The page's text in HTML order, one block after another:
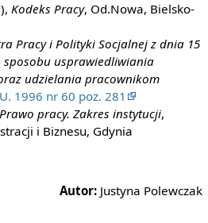
Kodeks Pracy, Od.Nowa, Bielsko-
Pracy i Polityki Socjalnej z dnia 15
sposobu usprawiedliwiania
udzielania pracownikom
1996 nr 60 poz. 281
Prawo pracy. Zakres instytucji,
i Biznesu, Gdynia
Autor: Justyna Polewczak